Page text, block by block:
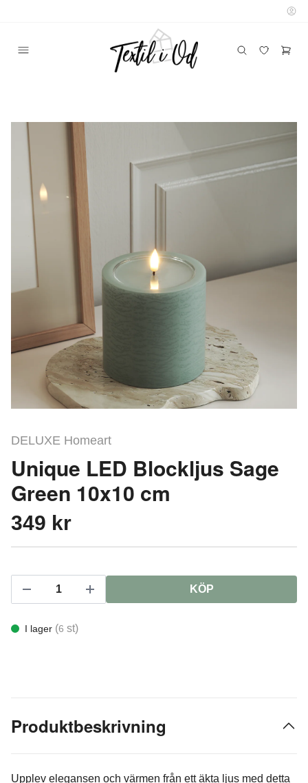
DELUXE Homeart
Unique LED Blockljus Sage
Green 10x10 cm
349 kr
KÖP
I lager (6 st)
Produktbeskrivning
Upplev elegansen och värmen från ett äkta ljus med detta